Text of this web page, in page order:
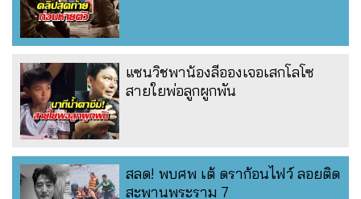
แซนวิชพาน้องลีอองเจอเสกโลโซ
สายใยพ่อลูกผูกพัน
สลด! พบศพ เต้ ดราก้อนไฟว์ ลอยติด
สะพานพระราม 7